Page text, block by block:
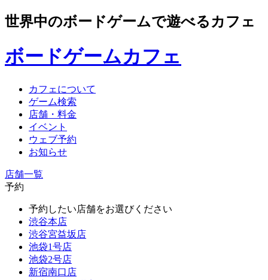
世界中のボードゲームで遊べるカフェ
ボードゲームカフェ
カフェについて
ゲーム検索
店舗・料金
イベント
ウェブ予約
お知らせ
店舗一覧
予約
予約したい店舗をお選びください
渋谷本店
渋谷宮益坂店
池袋1号店
池袋2号店
新宿南口店